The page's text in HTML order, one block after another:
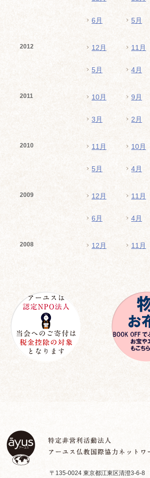
6月 5月
2012 12月 11月
5月 4月
2011 10月 9月
3月 2月
2010 11月 10月
5月 4月
2009 12月 11月
6月 4月
2008 12月 11月
〒135-0024 東京都江東区清澄3-6-8